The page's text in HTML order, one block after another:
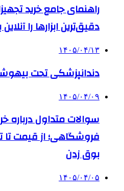
راهنمای جامع خرید
دقیق‌ترین ابزارها را
۱۴۰۵/۰۴/۱۳
دندانپزشکی تحت
۱۴۰۵/۰۴/۰۹
سوالات متداول درباره
فروشگاهی؛ از قیمت
بوق زدن
۱۴۰۵/۰۴/۰۵